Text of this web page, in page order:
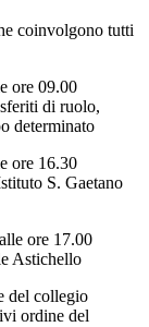
coinvolgono tutti
ore 09.00
di ruolo,
determinato
ore 16.30
S. Gaetano
ore 17.00
Astichello
del collegio
ordine del